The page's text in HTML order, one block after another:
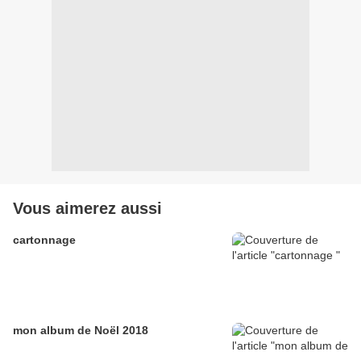
Vous aimerez aussi
cartonnage
mon album de Noël 2018